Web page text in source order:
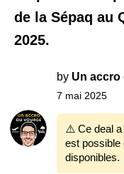
de la Sépaq au
2025.
by Un accro
7 mai 2025
⚠️ Ce deal a
est possible
disponibles.